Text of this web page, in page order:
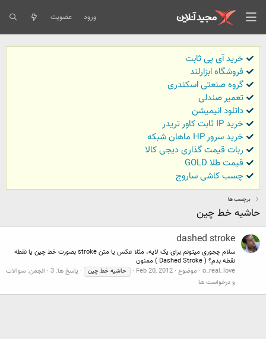
ورود عضویت
خرید آی پی ثابت
فروشگاه ابزارلند
گروه صنعتی اسکندری
تعمیر صندلی
داتلود انیمیشن
خرید IP ثابت کاور تریدر
خرید سرور HP ماهان شبکه
ربات قیمت گذاری دیجی کالا
قیمت طلا GOLD
چسب کاشی ساروج
برچسب ها
حاشیه خط چین
dashed stroke
سلام چجوری میتونم برای یک لایه، مثلا عکس یا متن stroke بصورت خط چین یا نقطه
نقطه بدم؟ ( Dashed Stroke ) ممنون
o_real_love موضوع Feb 20, 2012 حاشیه خط چین پاسخ ها: 3 انجمن: سوالات
و درخواست ها